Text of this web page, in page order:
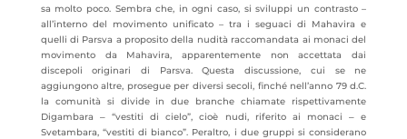
sa molto poco. Sembra che, in ogni caso, sisviluppi un contrasto –
all’interno del movimento unificato – tra i seguaci di Mahavira e
quelli di Parsva a proposito della nudità raccomandata ai monaci del
movimento da Mahavira, apparentemente non accettata dai
discepoli originari di Parsva. Questa discussione, cui se ne
aggiungono altre, prosegue per diversi secoli, finché nell’anno 79 d.C.
la comunità si divide in due branche chiamate rispettivamente
Digambara ‒ “vestiti di cielo”, cioè nudi, riferito ai monaci ‒ e
Svetambara, “vestiti di bianco”. Peraltro, i due gruppi si considerano